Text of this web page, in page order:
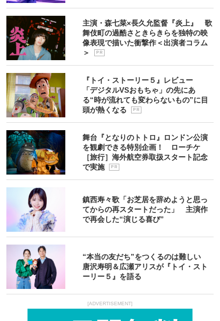
主演・森七菜×長久允監督『炎上』 歌
舞伎町の過酷さときらきらを独特の映
像表現で描いた衝撃作＜出演者コラム
＞
P R
『トイ・ストーリー５』レビュー
「デジタルVSおもちゃ」の先にあ
る“時が流れても変わらないもの”に目
頭が熱くなる
P R
舞台『となりのトトロ』ロンドン公演
を観劇できる特別企画！ ローチケ
［旅行］海外航空券取扱スタート記念
で実施
P R
鎮西寿々歌「お芝居を辞めようと思っ
てからの再スタートだった」 主演作
で再会した“演じる喜び”
“本当の友だち”をつくるのは難しい
唐沢寿明＆広瀬アリスが『トイ・スト
ーリー５』を語る
[ADVERTISEMENT]